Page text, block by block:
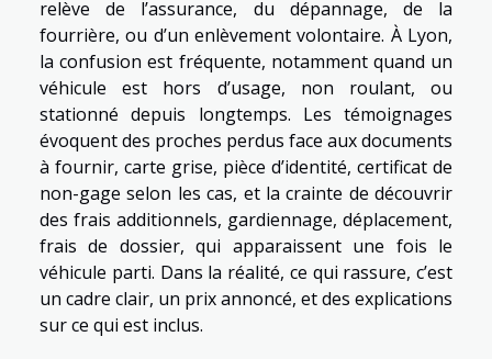
relève de l’assurance, du dépannage, de la
fourrière, ou d’un enlèvement volontaire. À Lyon,
la confusion est fréquente, notamment quand un
véhicule est hors d’usage, non roulant, ou
stationné depuis longtemps. Les témoignages
évoquent des proches perdus face aux documents
à fournir, carte grise, pièce d’identité, certificat de
non-gage selon les cas, et la crainte de découvrir
des frais additionnels, gardiennage, déplacement,
frais de dossier, qui apparaissent une fois le
véhicule parti. Dans la réalité, ce qui rassure, c’est
un cadre clair, un prix annoncé, et des explications
sur ce qui est inclus.